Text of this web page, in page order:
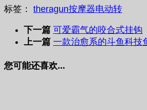
标签： theragun按摩器电动转
下一篇 可爱霸气的咬合式挂钩
上一篇 一款治愈系的斗鱼科技
您可能还喜欢...